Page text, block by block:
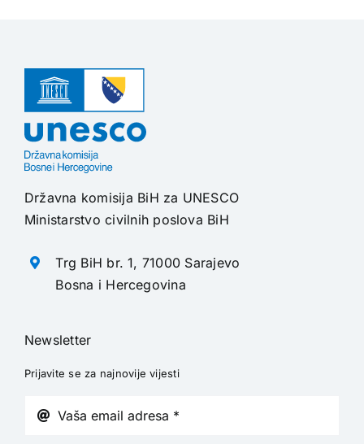
Državna komisija BiH za UNESCO
Ministarstvo civilnih poslova BiH
Trg BiH br. 1, 71000 Sarajevo
Bosna i Hercegovina
Newsletter
Prijavite se za najnovije vijesti